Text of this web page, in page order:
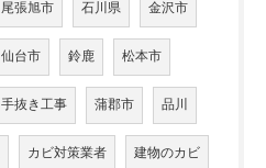
尾張旭市 石川県 金沢市
仙台市 鈴鹿 松本市
手抜き工事 蒲郡市 品川
カビ対策業者 建物のカビ